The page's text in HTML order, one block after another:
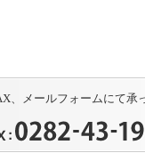
、メールフォームにて承